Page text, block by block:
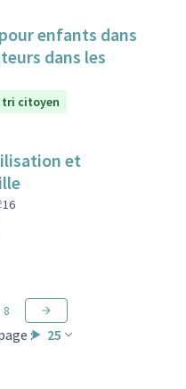
enfants dans
dans les
tri citoyen
et
16
: 25
8